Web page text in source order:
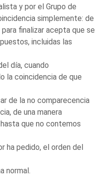
y por el Grupo de
simplemente: de
finalizar acepta que se
incluidas las
día, cuando
la coincidencia de que
de la no comparecencia
de una manera
que no contemos
ha pedido, el orden del
normal.